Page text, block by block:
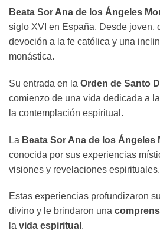
Beata Sor Ana de los Ángeles
siglo XVI en España. Desde joven,
devoción a la fe católica y una
monástica.
Su entrada en la Orden de Santo
comienzo de una vida dedicada a
la contemplación espiritual.
La Beata Sor Ana de los Ángeles
conocida por sus experiencias
visiones y revelaciones espirituales.
Estas experiencias profundizaron
divino y le brindaron una
la vida espiritual .